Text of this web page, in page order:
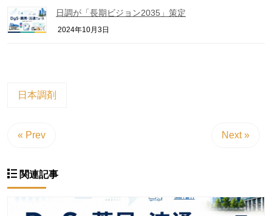
日調が「長期ビジョン2035」策定
2024年10月3日
日本調剤
« Prev Next »
関連記事